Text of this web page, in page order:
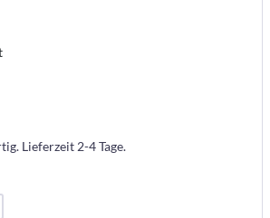
Lieferzeit 2-4 Tage.